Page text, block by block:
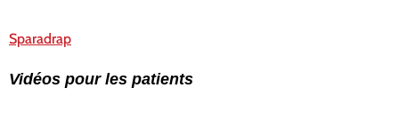
Sparadrap
Vidéos pour les patients